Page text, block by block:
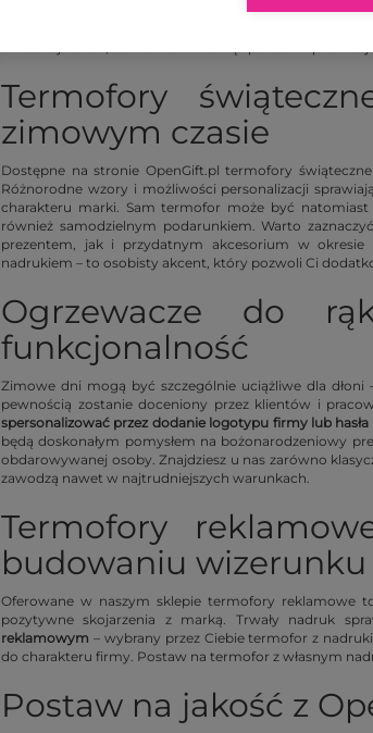
Gdy zbliżają się zimowe dni, warto zadbać o
świąteczne i ogrzewacze do rąk z logo to wyjątkowe
chłodniejsze dni, lecz także stanowią sposób na
Termofory
zimowym czasie
Dostępne na stronie OpenGift.pl termofory
Różnorodne wzory i możliwości personalizacji
charakteru marki. Sam termofor może być
również samodzielnym podarunkiem. Warto
prezentem, jak i przydatnym akcesorium w
nadrukiem – to osobisty akcent, który pozwoli Ci
Ogrzewacze do
funkcjonalność
Zimowe dni mogą być szczególnie uciążliwe dla
pewnością zostanie doceniony przez klientów i
spersonalizować przez dodanie logotypu firmy lub
będą doskonałym pomysłem na bożonarodzeniowy
obdarowywanej osoby. Znajdziesz u nas zarówno
zawodzą nawet w najtrudniejszych warunkach.
Termofory
budowaniu
Oferowane w naszym sklepie termofory reklamowe
pozytywne skojarzenia z marką. Trwały nadruk
reklamowym – wybrany przez Ciebie termofor z
do charakteru firmy. Postaw na termofor z własnym
Postaw na jakość z